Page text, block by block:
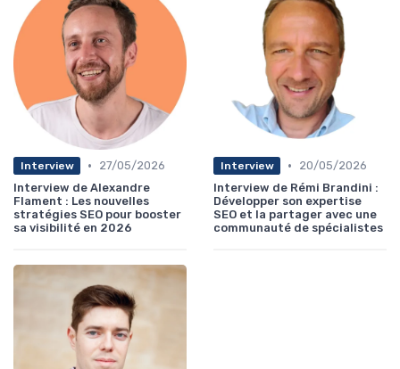
Interview •
27/05/2026
Interview de Alexandre
Flament : Les nouvelles
stratégies SEO pour booster
sa visibilité en 2026
Interview •
20/05/2026
Interview de Rémi Brandini :
Développer son expertise
SEO et la partager avec une
communauté de spécialistes